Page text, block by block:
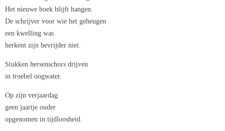
Het nieuwe boek blijft hangen.
De schrijver voor wie het geheugen
een kwelling was
herkent zijn bevrijder niet.
Stukken hersenschors drijven
in troebel oogwater.
Op zijn verjaardag
geen jaartje ouder
opgenomen in tijdloosheid.